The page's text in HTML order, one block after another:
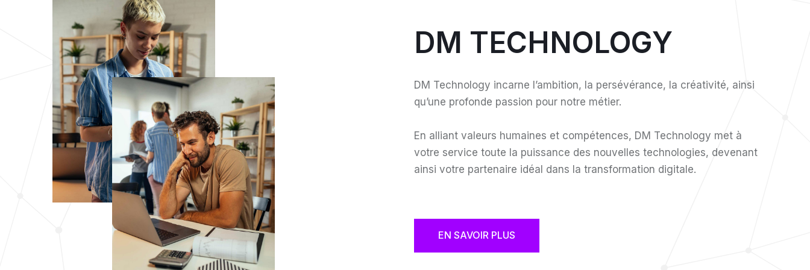
DM TECHNOLOGY
DM Technology incarne l’ambition, la persévérance, la créativité, ainsi
qu’une profonde passion pour notre métier.
En alliant valeurs humaines et compétences, DM Technology met à
votre service toute la puissance des nouvelles technologies, devenant
ainsi votre partenaire idéal dans la transformation digitale.
EN SAVOIR PLUS